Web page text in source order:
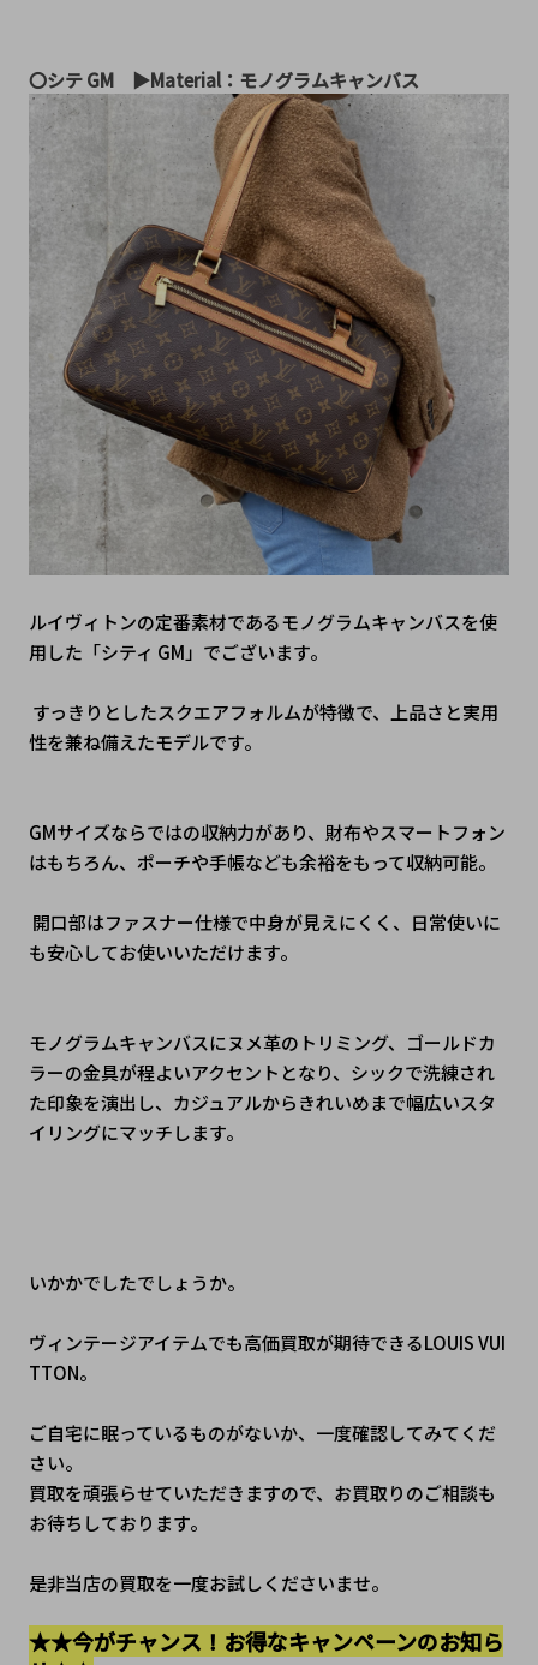
〇シテ GM　▶︎Material：モノグラムキャンバス
ルイヴィトンの定番素材であるモノグラムキャンバスを使
用した「シティ GM」でございます。
性を兼ね備えたモデルです。
GMサイズならではの収納力があり、財布やスマートフォン
はもちろん、ポーチや手帳なども余裕をもって収納可能。
も安心してお使いいただけます。
モノグラムキャンバスにヌメ革のトリミング、ゴールドカ
ラーの金具が程よいアクセントとなり、シックで洗練され
た印象を演出し、カジュアルからきれいめまで幅広いスタ
イリングにマッチします。
いかかでしたでしょうか。
ヴィンテージアイテムでも高価買取が期待できるLOUIS VUI
TTON。
ご自宅に眠っているものがないか、一度確認してみてくだ
さい。
買取を頑張らせていただきますので、お買取りのご相談も
お待ちしております。
是非当店の買取を一度お試しくださいませ。
★★今がチャンス！お得なキャンペーンのお知ら